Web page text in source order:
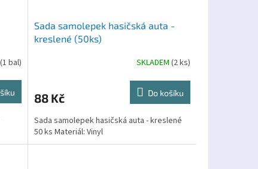
(1 bal)
Sada samolepek hasičská auta -
kreslené (50ks)
SKLADEM (2 ks)
88 Kč Do košíku
Sada samolepek hasičská auta - kreslené
50 ks Materiál: Vinyl